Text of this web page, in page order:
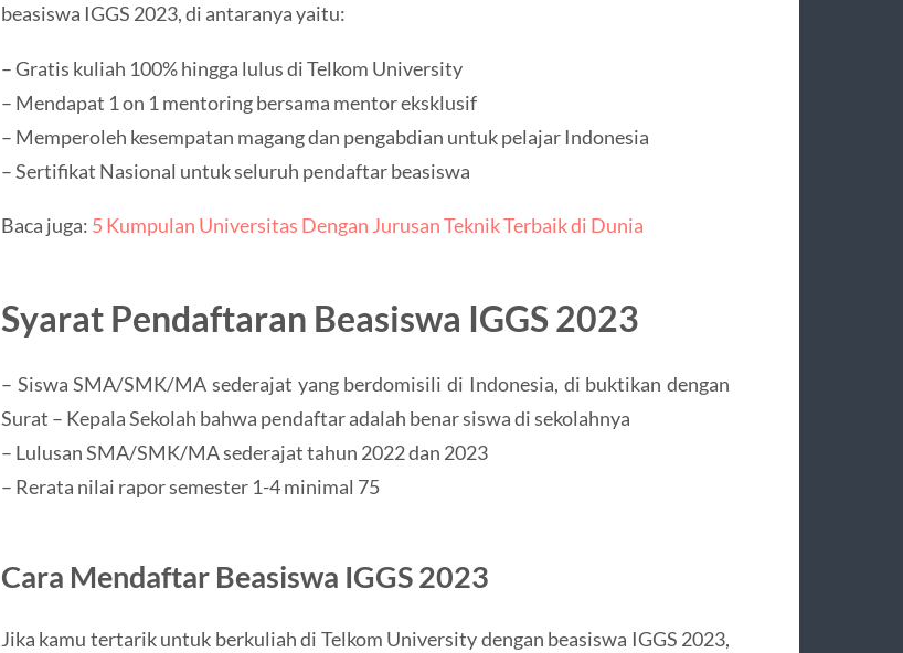
beasiswa IGGS 2023, di antaranya yaitu:
– Gratis kuliah 100% hingga lulus di Telkom University
– Mendapat 1 on 1 mentoring bersama mentor eksklusif
– Memperoleh kesempatan magang dan pengabdian untuk pelajar Indonesia
– Sertifikat Nasional untuk seluruh pendaftar beasiswa
Baca juga: 5 Kumpulan Universitas Dengan Jurusan Teknik Terbaik di Dunia
Syarat Pendaftaran Beasiswa IGGS 2023
– Siswa SMA/SMK/MA sederajat yang berdomisili di Indonesia, di buktikan dengan
Surat – Kepala Sekolah bahwa pendaftar adalah benar siswa di sekolahnya
– Lulusan SMA/SMK/MA sederajat tahun 2022 dan 2023
– Rerata nilai rapor semester 1-4 minimal 75
Cara Mendaftar Beasiswa IGGS 2023
Jika kamu tertarik untuk berkuliah di Telkom University dengan beasiswa IGGS 2023,